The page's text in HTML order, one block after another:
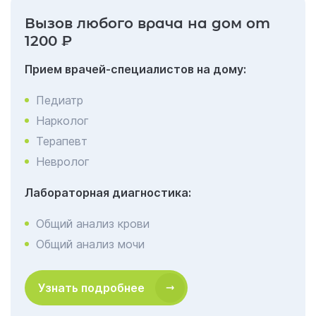
Вызов любого врача на дом от
1200 ₽
Прием врачей-специалистов на дому:
Педиатр
Нарколог
Терапевт
Невролог
Лабораторная диагностика:
Общий анализ крови
Общий анализ мочи
Узнать подробнее